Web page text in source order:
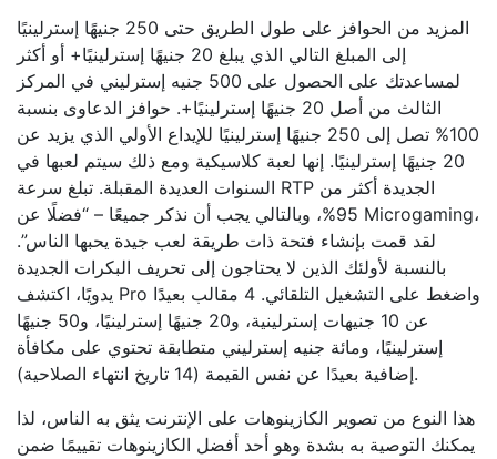
المزيد من الحوافز على طول الطريق حتى 250 جنيهًا إسترلينيًا
إلى المبلغ التالي الذي يبلغ 20 جنيهًا إسترلينيًا+ أو أكثر
لمساعدتك على الحصول على 500 جنيه إسترليني في المركز
الثالث من أصل 20 جنيهًا إسترلينيًا+. حوافز الدعاوى بنسبة
100% تصل إلى 250 جنيهًا إسترلينيًا للإيداع الأولي الذي يزيد عن
20 جنيهًا إسترلينيًا. إنها لعبة كلاسيكية ومع ذلك سيتم لعبها في
السنوات العديدة المقبلة. تبلغ سرعة RTP الجديدة أكثر من
95%، وبالتالي يجب أن نذكر جميعًا – “فضلًا عن Microgaming،
لقد قمت بإنشاء فتحة ذات طريقة لعب جيدة يحبها الناس”.
بالنسبة لأولئك الذين لا يحتاجون إلى تحريف البكرات الجديدة
يدويًا، اكتشف Pro واضغط على التشغيل التلقائي. 4 مقالب بعيدًا
عن 10 جنيهات إسترلينية، و20 جنيهًا إسترلينيًا، و50 جنيهًا
إسترلينيًا، ومائة جنيه إسترليني متطابقة تحتوي على مكافأة
إضافية بعيدًا عن نفس القيمة (14 تاريخ انتهاء الصلاحية).
هذا النوع من تصوير الكازينوهات على الإنترنت يثق به الناس، لذا
يمكنك التوصية به بشدة وهو أحد أفضل الكازينوهات تقييمًا ضمن